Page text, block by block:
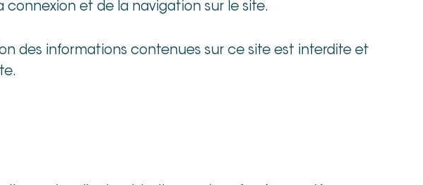
et de la navigation sur le site.
des informations contenues sur ce site est interdite et